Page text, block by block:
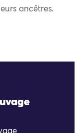
ancêtres.